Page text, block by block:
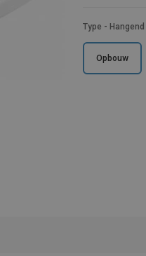
Type - Hangend
Opbouw